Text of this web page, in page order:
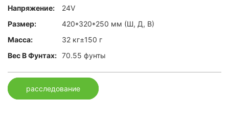
Напряжение:
24V
Размер:
420*320*250 мм (Ш, Д, В)
Масса:
32 кг±150 г
Вес В Фунтах: 70.55 фунты
расследование